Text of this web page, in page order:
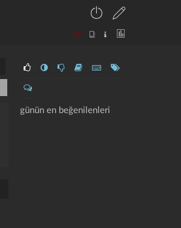
günün en beğenilenleri